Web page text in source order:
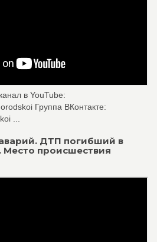
в YouTube:
Группа ВКонтакте:
...
ДТП погибший в
происшествия